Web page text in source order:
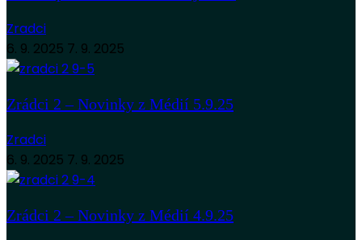
Zradci
6. 9. 2025 7. 9. 2025
Zrádci 2 – Novinky z Médií 5.9.25
Zradci
6. 9. 2025 7. 9. 2025
Zrádci 2 – Novinky z Médií 4.9.25